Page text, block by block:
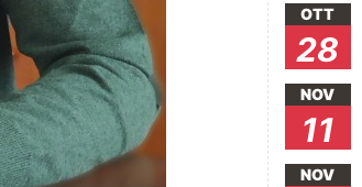
OTT
28
NOV
11
NOV